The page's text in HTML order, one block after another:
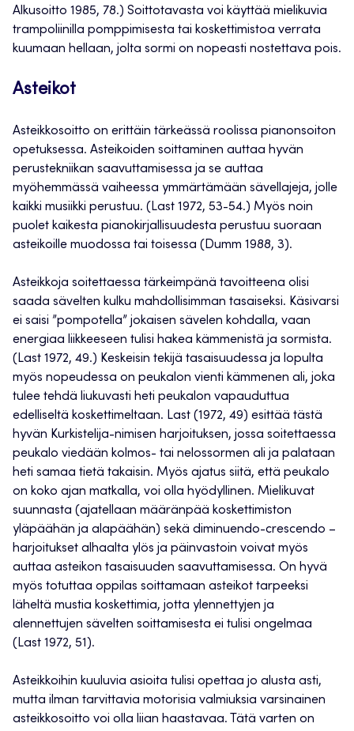
Alkusoitto 1985, 78.) Soittotavasta voi käyttää mielikuvia
trampoliinilla pomppimisesta tai koskettimistoa verrata
kuumaan hellaan, jolta sormi on nopeasti nostettava pois.
Asteikot
Asteikkosoitto on erittäin tärkeässä roolissa pianonsoiton
opetuksessa. Asteikoiden soittaminen auttaa hyvän
perustekniikan saavuttamisessa ja se auttaa
myöhemmässä vaiheessa ymmärtämään sävellajeja, jolle
kaikki musiikki perustuu. (Last 1972, 53-54.) Myös noin
puolet kaikesta pianokirjallisuudesta perustuu suoraan
asteikoille muodossa tai toisessa (Dumm 1988, 3).
Asteikkoja soitettaessa tärkeimpänä tavoitteena olisi
saada sävelten kulku mahdollisimman tasaiseksi. Käsivarsi
ei saisi ”pompotella” jokaisen sävelen kohdalla, vaan
energiaa liikkeeseen tulisi hakea kämmenistä ja sormista.
(Last 1972, 49.) Keskeisin tekijä tasaisuudessa ja lopulta
myös nopeudessa on peukalon vienti kämmenen ali, joka
tulee tehdä liukuvasti heti peukalon vapauduttua
edelliseltä koskettimeltaan. Last (1972, 49) esittää tästä
hyvän Kurkistelija-nimisen harjoituksen, jossa soitettaessa
peukalo viedään kolmos- tai nelossormen ali ja palataan
heti samaa tietä takaisin. Myös ajatus siitä, että peukalo
on koko ajan matkalla, voi olla hyödyllinen. Mielikuvat
suunnasta (ajatellaan määränpää koskettimiston
yläpäähän ja alapäähän) sekä diminuendo-crescendo –
harjoitukset alhaalta ylös ja päinvastoin voivat myös
auttaa asteikon tasaisuuden saavuttamisessa. On hyvä
myös totuttaa oppilas soittamaan asteikot tarpeeksi
läheltä mustia koskettimia, jotta ylennettyjen ja
alennettujen sävelten soittamisesta ei tulisi ongelmaa
(Last 1972, 51).
Asteikkoihin kuuluvia asioita tulisi opettaa jo alusta asti,
mutta ilman tarvittavia motorisia valmiuksia varsinainen
asteikkosoitto voi olla liian haastavaa. Tätä varten on